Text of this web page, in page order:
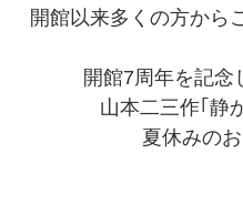
開館以来多くの方から
開館7周年を記念
山本二三作｢静
夏休みの